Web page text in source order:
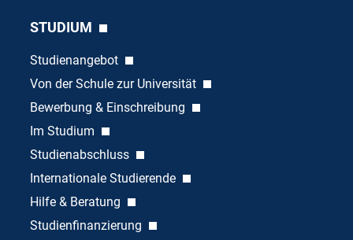
STUDIUM
Studienangebot
Von der Schule zur Universität
Bewerbung & Einschreibung
Im Studium
Studienabschluss
Internationale Studierende
Hilfe & Beratung
Studienfinanzierung